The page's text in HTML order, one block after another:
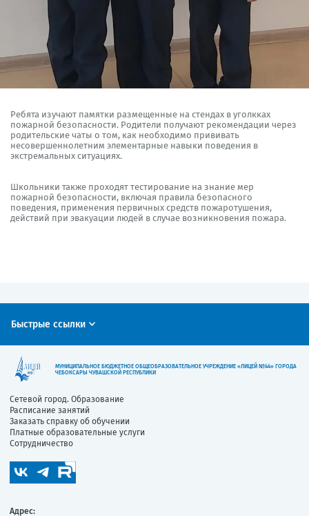
Ребята изучают памятки размещенные на стендах в уголкках
пожарной безопасности. Родители получают рекомендации через
родительские чаты о том, как необходимо прививать
несовершеннолетним элементарные навыки поведения в
экстремальных ситуациях.
Школьники также проходят тестирование на знание мер
пожарной безопасности, включая правила безопасного
поведения, применения первичных средств пожаротушения,
действий при эвакуации людей в случае возникновения пожара.
Быстрые ссылки
МУНИЦИПАЛЬНОЕ БЮДЖЕТНОЕ ОБЩЕОБРАЗОВАТЕЛЬНОЕ УЧРЕЖДЕНИЕ «ЛИЦЕЙ №44» ГОРОДА
ЧЕБОКСАРЫ ЧУВАШСКОЙ РЕСПУБЛИКИ
Сетевой город. Образование
Расписание занятий
Заказать справку об обучении
Платные образовательные услуги
Сотрудничество
Адрес: